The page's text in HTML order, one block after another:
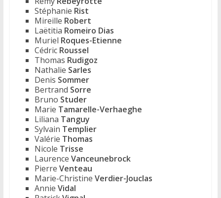
Stéphanie Rist
Mireille Robert
Laëtitia Romeiro Dias
Muriel Roques-Etienne
Cédric Roussel
Thomas Rudigoz
Nathalie Sarles
Denis Sommer
Bertrand Sorre
Bruno Studer
Marie Tamarelle-Verhaeghe
Liliana Tanguy
Sylvain Templier
Valérie Thomas
Nicole Trisse
Laurence Vanceunebrock
Pierre Venteau
Marie-Christine Verdier-Jouclas
Annie Vidal